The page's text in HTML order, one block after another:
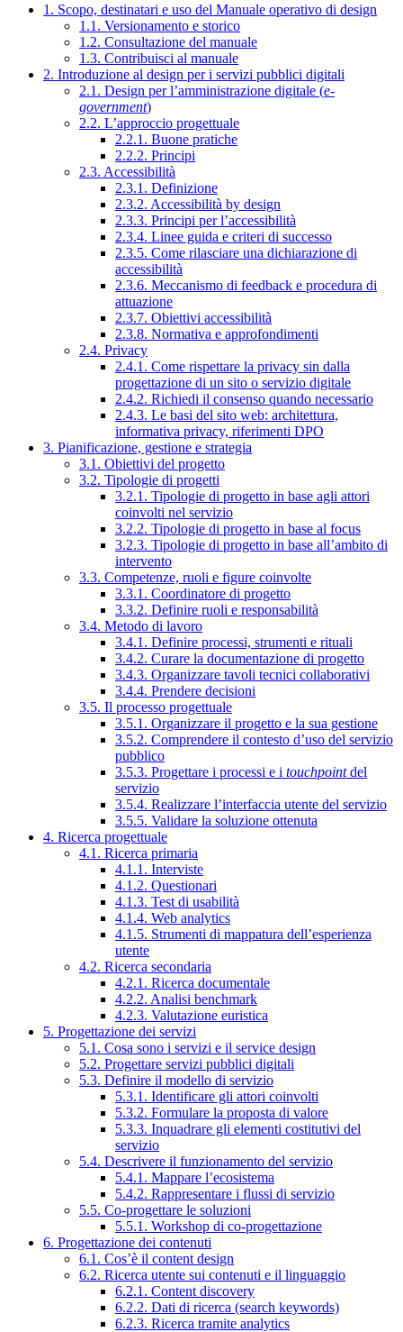
1. Scopo, destinatari e uso del Manuale operativo di design
1.1. Versionamento e storico
1.2. Consultazione del manuale
1.3. Contribuisci al manuale
2. Introduzione al design per i servizi pubblici digitali
2.1. Design per l’amministrazione digitale (e-
government)
2.2. L’approccio progettuale
2.2.1. Buone pratiche
2.2.2. Principi
2.3. Accessibilità
2.3.1. Definizione
2.3.2. Accessibilità by design
2.3.3. Principi per l’accessibilità
2.3.4. Linee guida e criteri di successo
2.3.5. Come rilasciare una dichiarazione di
accessibilità
2.3.6. Meccanismo di feedback e procedura di
attuazione
2.3.7. Obiettivi accessibilità
2.3.8. Normativa e approfondimenti
2.4. Privacy
2.4.1. Come rispettare la privacy sin dalla
progettazione di un sito o servizio digitale
2.4.2. Richiedi il consenso quando necessario
2.4.3. Le basi del sito web: architettura,
informativa privacy, riferimenti DPO
3. Pianificazione, gestione e strategia
3.1. Obiettivi del progetto
3.2. Tipologie di progetti
3.2.1. Tipologie di progetto in base agli attori
coinvolti nel servizio
3.2.2. Tipologie di progetto in base al focus
3.2.3. Tipologie di progetto in base all’ambito di
intervento
3.3. Competenze, ruoli e figure coinvolte
3.3.1. Coordinatore di progetto
3.3.2. Definire ruoli e responsabilità
3.4. Metodo di lavoro
3.4.1. Definire processi, strumenti e rituali
3.4.2. Curare la documentazione di progetto
3.4.3. Organizzare tavoli tecnici collaborativi
3.4.4. Prendere decisioni
3.5. Il processo progettuale
3.5.1. Organizzare il progetto e la sua gestione
3.5.2. Comprendere il contesto d’uso del servizio
pubblico
3.5.3. Progettare i processi e i touchpointdel
servizio
3.5.4. Realizzare l’interfaccia utente del servizio
3.5.5. Validare la soluzione ottenuta
4. Ricerca progettuale
4.1. Ricerca primaria
4.1.1. Interviste
4.1.2. Questionari
4.1.3. Test di usabilità
4.1.4. Web analytics
4.1.5. Strumenti di mappatura dell’esperienza
utente
4.2. Ricerca secondaria
4.2.1. Ricerca documentale
4.2.2. Analisi benchmark
4.2.3. Valutazione euristica
5. Progettazione dei servizi
5.1. Cosa sono i servizi e il service design
5.2. Progettare servizi pubblici digitali
5.3. Definire il modello di servizio
5.3.1. Identificare gli attori coinvolti
5.3.2. Formulare la proposta di valore
5.3.3. Inquadrare gli elementi costitutivi del
servizio
5.4. Descrivere il funzionamento del servizio
5.4.1. Mappare l’ecosistema
5.4.2. Rappresentare i flussi di servizio
5.5. Co-progettare le soluzioni
5.5.1. Workshop di co-progettazione
6. Progettazione dei contenuti
6.1. Cos’è il content design
6.2. Ricerca utente sui contenuti e il linguaggio
6.2.1. Content discovery
6.2.2. Dati di ricerca (search keywords)
6.2.3. Ricerca tramite analytics